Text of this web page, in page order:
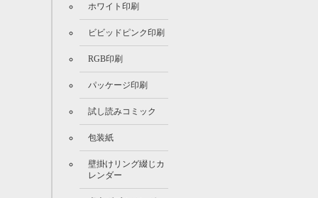
ホワイト印刷
ビビッドピンク印刷
RGB印刷
パッケージ印刷
試し読みコミック
包装紙
壁掛けリング綴じカ
レンダー